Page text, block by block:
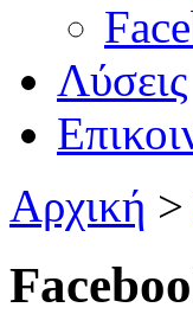
Λύσεις
Αρχική >